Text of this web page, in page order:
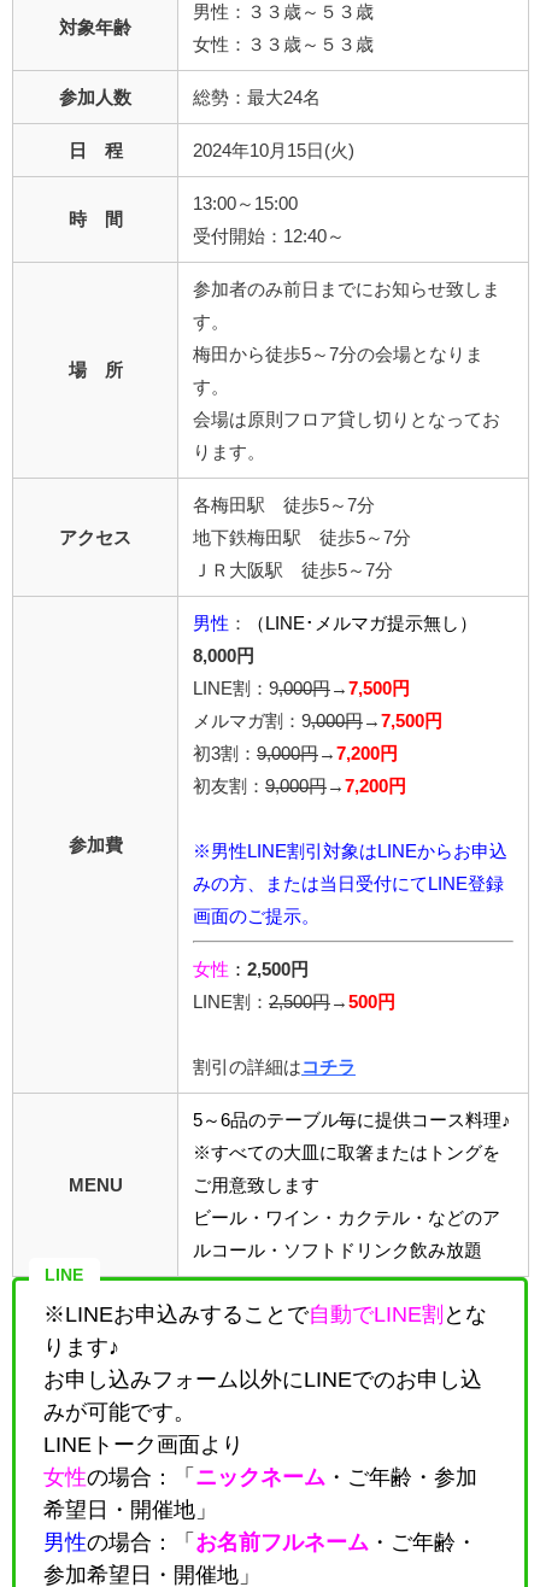
対象年齢
男性：３３歳～５３歳
女性：３３歳～５３歳
参加人数 総勢：最大24名
日 程 2024年10月15日(火)
時 間
13:00～15:00
受付開始：12:40～
場 所
参加者のみ前日までにお知らせ致しま
す。
梅田から徒歩5～7分の会場となりま
す。
会場は原則フロア貸し切りとなってお
ります。
アクセス
各梅田駅 徒歩5～7分
地下鉄梅田駅 徒歩5～7分
ＪＲ大阪駅 徒歩5～7分
参加費
男性 ：
（LINE･メルマガ提示無し）
8,000円
LINE割：9,000円 → 7,500円
メルマガ割：9,000円 → 7,500円
初3割： 9,000円 → 7,200円
初友割： 9,000円 → 7,200円
※男性LINE割引対象はLINEからお申込
みの方、または当日受付にてLINE登録
画面のご提示。
女性 ： 2,500円
LINE割： 2,500円 → 500円
割引の詳細は コチラ
MENU
5～6品のテーブル毎に提供コース料理♪
※すべての大皿に取箸またはトングを
ご用意致します
ビール・ワイン・カクテル・などのア
ルコール・ソフトドリンク飲み放題
LINE
※LINEお申込みすることで自動でLINE割 とな
ります♪
お申し込みフォーム以外にLINEでのお申し込
みが可能です。
LINEトーク画面より
女性の場合：「 ニックネーム ・ ご年齢・参加
希望日・開催地」
男性の場合：「 お名前フルネーム ・ ご年齢・
参加希望日・開催地」